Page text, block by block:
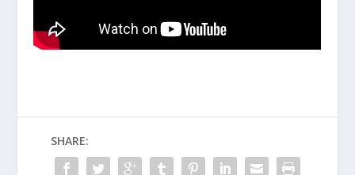
SHARE: